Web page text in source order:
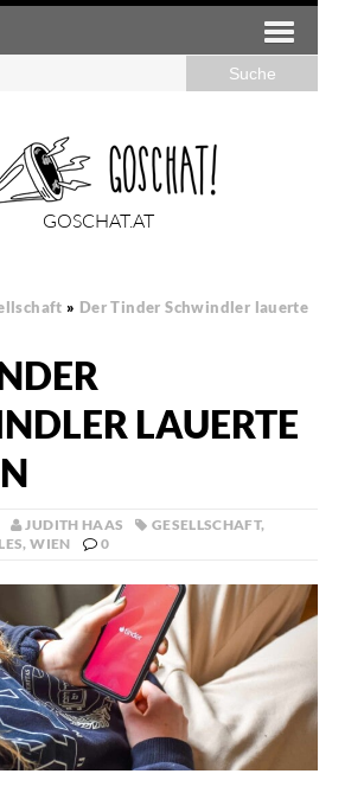
GOSCHAT.AT
» Der Tinder Schwindler lauerte
LAUERTE
JUDITH HAAS GESELLSCHAFT,
,WIEN 0